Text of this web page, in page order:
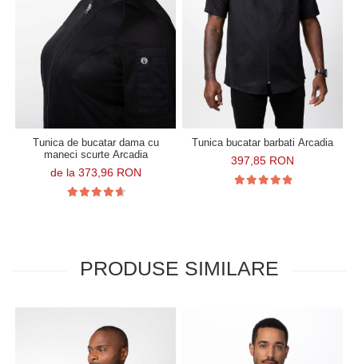
Tunica de bucatar dama cu
maneci scurte Arcadia
de la 373,96 RON
Tunica bucatar barbati Arcadia
397,85 RON
PRODUSE SIMILARE